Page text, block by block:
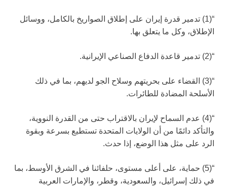
“(1) تدمير قدرة إيران على إطلاق الصواريخ بالكامل، ووسائل
الإطلاق، وكل ما يتعلق بها.
“(2) تدمير قاعدة الدفاع الصناعي الإيرانية.
“(3) القضاء على بحريتهم وسلاح الجو لديهم، بما في ذلك
الأسلحة المضادة للطائرات.
“(4) عدم السماح لإيران بالاقتراب حتى من القدرة النووية،
والتأكد دائمًا من أن الولايات المتحدة تستطيع بسرعة وبقوة
الرد على مثل هذا الوضع، إذا حدث.
“(5) حماية، على أعلى مستوى، حلفائنا في الشرق الأوسط، بما
في ذلك إسرائيل، والسعودية، وقطر، والإمارات العربية